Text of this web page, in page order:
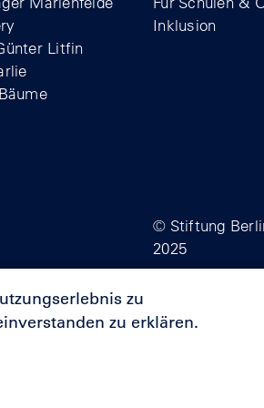
Litfin
Inklusion
© Stiftung
2025
zu
zu erklären.